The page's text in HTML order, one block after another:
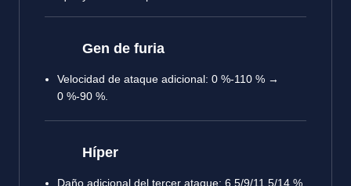
Gen de furia
Velocidad de ataque adicional: 0 %-110 % →
0 %-90 %.
Híper
Daño adicional del tercer ataque: 6,5/9/11,5/14 %